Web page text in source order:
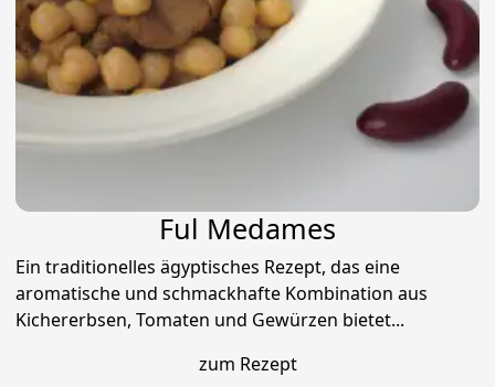
Ful Medames
Ein traditionelles ägyptisches Rezept, das eine
aromatische und schmackhafte Kombination aus
Kichererbsen, Tomaten und Gewürzen bietet...
zum Rezept